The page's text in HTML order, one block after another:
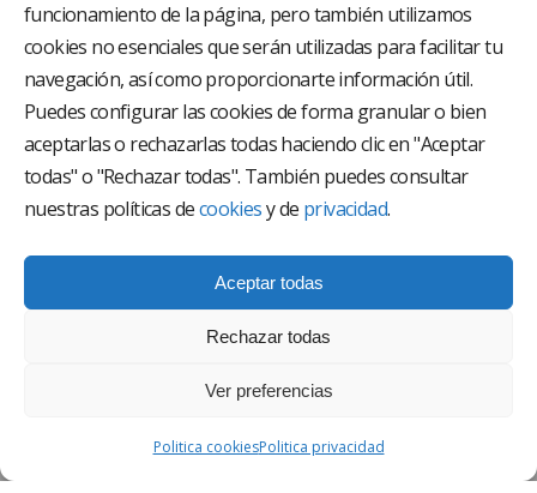
funcionamiento de la página, pero también utilizamos
cookies no esenciales que serán utilizadas para facilitar tu
navegación, así como proporcionarte información útil.
Puedes configurar las cookies de forma granular o bien
aceptarlas o rechazarlas todas haciendo clic en "Aceptar
todas" o "Rechazar todas". También puedes consultar
nuestras políticas decookiesy de privacidad.
Aceptar todas
Rechazar todas
Ver preferencias
Politica cookiesPolitica privacidad
El Grupo Hospitalario HLA es uno de los proveedores
hospitalarios con mayor presencia en España, creado
con el objetivo de proporcionar el acceso a una
asistencia sanitaria de alto nivel. Nuestra red asistencial
está compuesta por 18 hospitales y 37 centros médicos
multiespecialidad.
Síguenos en
POLÍTICA DE PRIVACIDAD